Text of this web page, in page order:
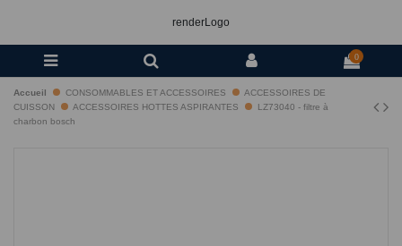
renderLogo
0
Accueil CONSOMMABLES ET ACCESSOIRES
ACCESSOIRES DE
CUISSON
ACCESSOIRES HOTTES ASPIRANTES
LZ73040 - filtre à
charbon bosch